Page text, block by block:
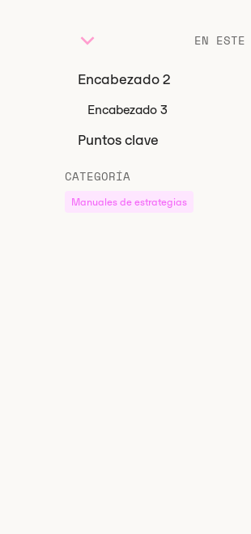
EN ESTE
Encabezado 2
Encabezado 3
Puntos clave
CATEGORÍA
Manuales de estrategias